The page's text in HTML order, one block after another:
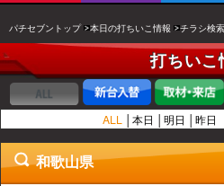
パチセブントップ 本日の打ちいこ情報 チラシ検
打ちいこ
ALL 本日 明日 昨日
和歌山県